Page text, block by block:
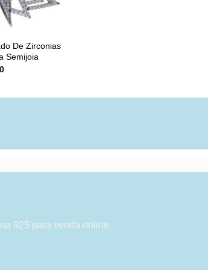
De Zirconias
Semijoia
925 para venda online.